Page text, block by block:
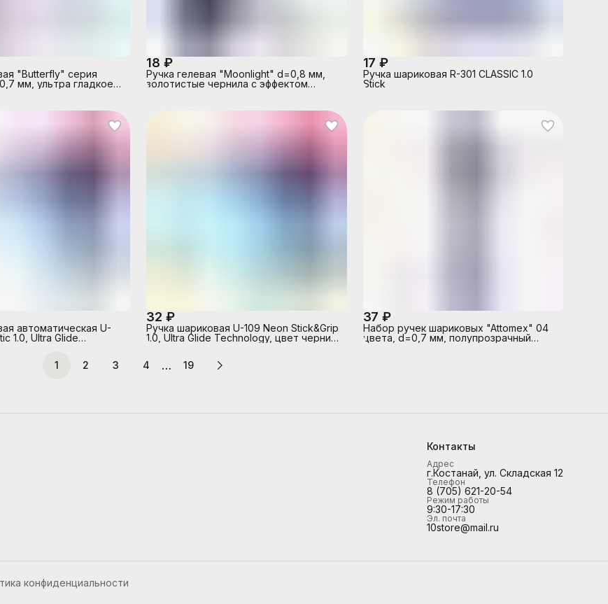
"Butterfly" серия
мм, ультра гладкое
держателем,
18 ₽
Ручка гелевая "Moonlight" d=0,8 мм,
золотистые чернила с эффектом
металлическим наконечником,
сменный стержень, индивидуальная
17 ₽
Ручка шариковая R-301 CLASSIC 1.0
Stick
автоматическая U-
1.0, Ultra Glide
32 ₽
Ручка шариковая U-109 Neon Stick&Grip
1.0, Ultra Glide Technology, цвет чернил
37 ₽
Набор ручек шариковых "Attomex" 04
цвета, d=0,7 мм, полупрозрачный
1 2 3 4 … 19
Контакты
Адрес
г.Костанай, ул. Складская 12
Телефон
8 (705) 621-20-54
Режим работы
9:30-17:30
Эл. почта
10store@mail.ru
конфиденциальности